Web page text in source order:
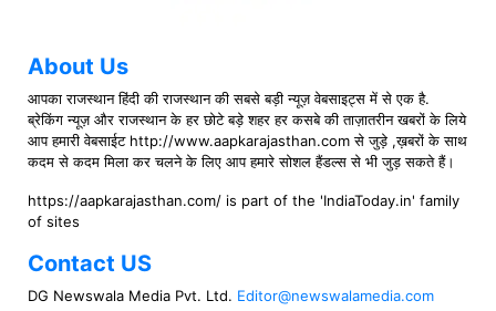
About Us
आपका राजस्थान हिंदी की राजस्थान की सबसे बड़ी न्यूज़ वेबसाइट्स में से एक है.
ब्रेकिंग न्यूज़ और राजस्थान के हर छोटे बड़े शहर हर कसबे की ताज़ातरीन खबरों के लिये
आप हमारी वेबसाईट http://www.aapkarajasthan.com से जुड़े ,ख़बरों के साथ
कदम से कदम मिला कर चलने के लिए आप हमारे सोशल हैंडल्स से भी जुड़ सकते हैं।
https://aapkarajasthan.com/ is part of the 'IndiaToday.in' family
of sites
Contact US
DG Newswala Media Pvt. Ltd. Editor@newswalamedia.com